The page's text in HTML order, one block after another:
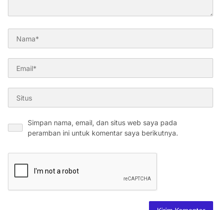
Simpan nama, email, dan situs web saya pada
peramban ini untuk komentar saya berikutnya.